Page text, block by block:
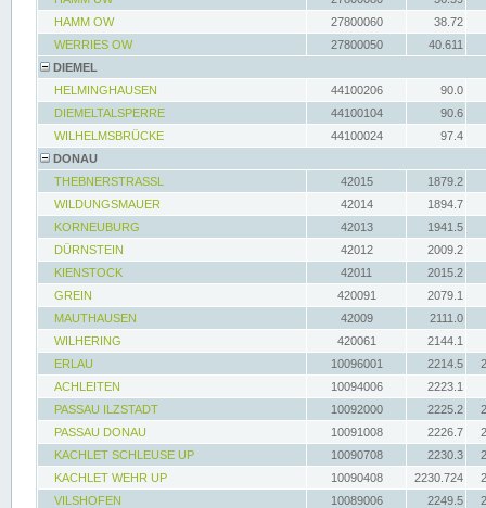
HAMM OW
27800060
38.72
WERRIES OW
27800050
40.611
DIEMEL
HELMINGHAUSEN
44100206
90.0
DIEMELTALSPERRE
44100104
90.6
WILHELMSBRÜCKE
44100024
97.4
DONAU
THEBNERSTRASSL
42015
1879.2
WILDUNGSMAUER
42014
1894.7
KORNEUBURG
42013
1941.5
DÜRNSTEIN
42012
2009.2
KIENSTOCK
42011
2015.2
GREIN
420091
2079.1
MAUTHAUSEN
42009
2111.0
WILHERING
420061
2144.1
ERLAU
10096001 2214.5
ACHLEITEN
10094006
2223.1
PASSAU ILZSTADT
10092000 2225.2
PASSAU DONAU
10091008 2226.7
KACHLET SCHLEUSE UP
10090708 2230.3
KACHLET WEHR UP
10090408 2230.724
VILSHOFEN
10089006 2249.5